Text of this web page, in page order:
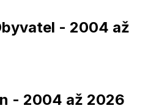
2,015 2,020 2,025
2,015 2,020 2,025
- 2004 až
2,015 2,020 2,025
2,015 2,020 2,025
- 2004 až 2026